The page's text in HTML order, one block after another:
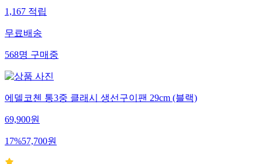
1,167적립
무료배송
568명구매중
에델코첸 통3중 클래시 생선구이팬 29cm (블랙)
69,900원
17%57,700원